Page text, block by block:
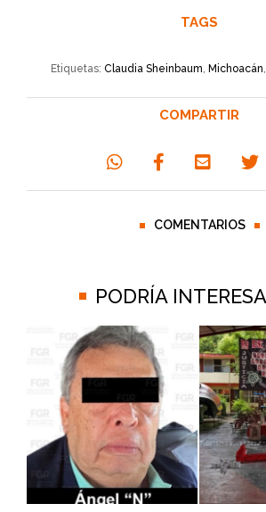
TAGS
Etiquetas: Claudia Sheinbaum, Michoacán,
COMPARTIR
COMENTARIOS
PODRÍA